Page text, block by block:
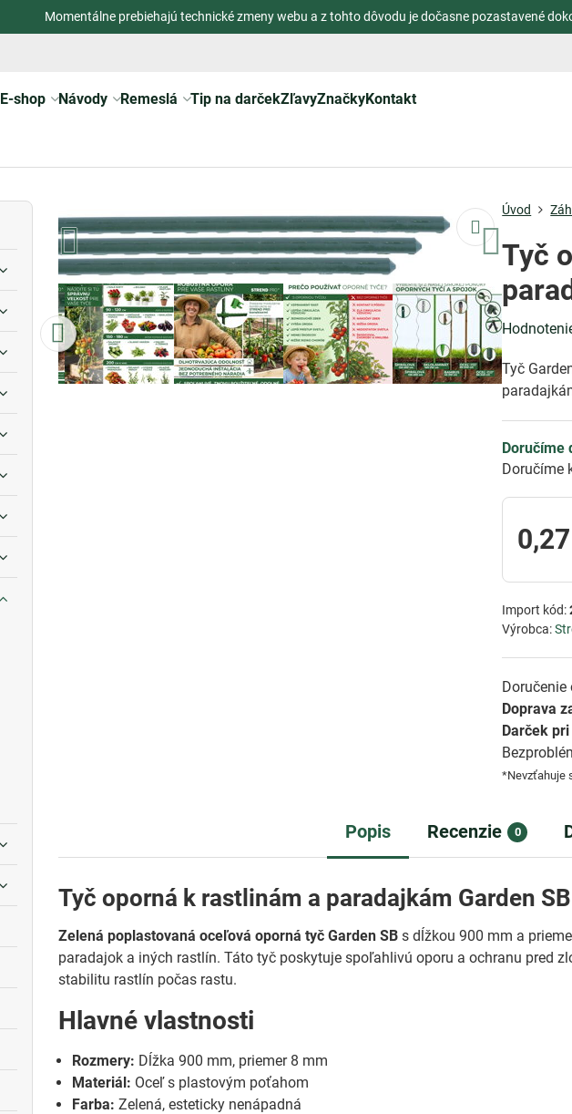
Momentálne prebiehajú technické zmeny webu a z tohto dôvodu je dočasne pozastavené
E-shop Návody Remeslá Tip na darčekZľavyZnačkyKontakt
Úvod
Tyč
Tyč
Doručíme
Doručíme
Import kód:
Výrobca:
Doručenie
Doprava
Darček
*Nevzťahuje
Popis Recenzie 0
Tyč oporná k rastlinám a paradajkám Garden
Zelená poplastovaná oceľová oporná tyč Garden SB s dĺžkou 900 mm a
paradajok a iných rastlín. Táto tyč poskytuje spoľahlivú oporu a ochranu pred
stabilitu rastlín počas rastu.
Hlavné vlastnosti
Rozmery: Dĺžka 900 mm, priemer 8 mm
Materiál: Oceľ s plastovým poťahom
Farba: Zelená, esteticky nenápadná